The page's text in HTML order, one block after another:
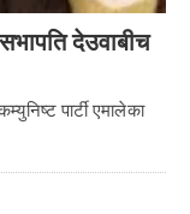
देउवाबीच
पार्टी एमालेका